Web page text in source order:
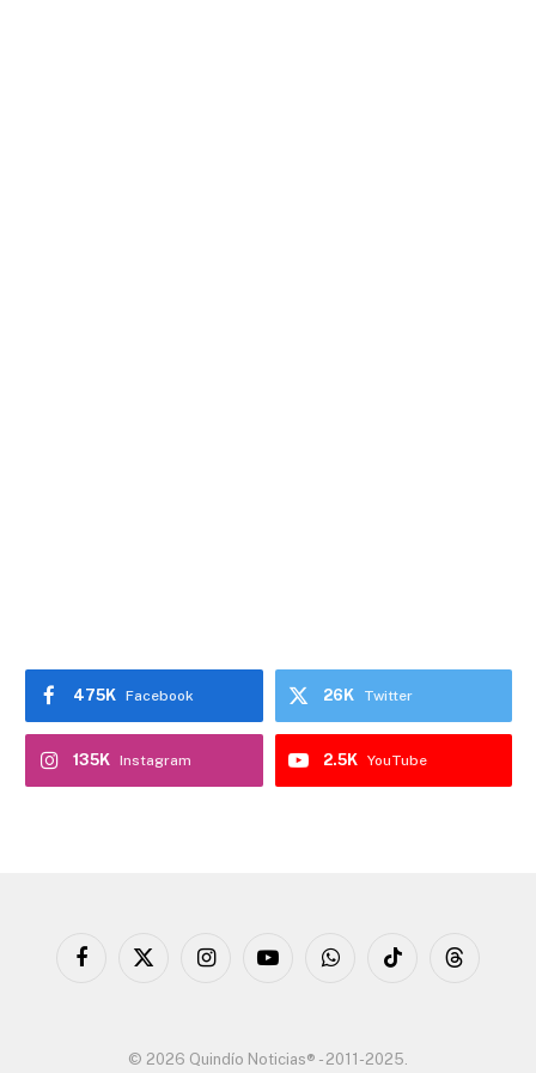
Facebook
475K Twitter
26K
Instagram
135K YouTube
2.5K
Facebook
X
InstagramYouTubeWhatsAppTikTok Threads
© 2026 Quindío Noticias® - 2011-2025.